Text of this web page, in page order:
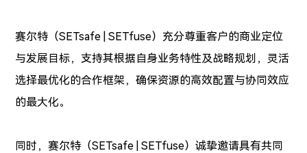
赛尔特 （SETsafe | SETfuse） 充分尊重客户的商业定位
与发展目标，支持其根据自身业务特性及战略规划，灵活
选择最优化的合作框架，确保资源的高效配置与协同效应
的最大化。
同时，赛尔特 （SETsafe | SETfuse）诚挚邀请具有共同